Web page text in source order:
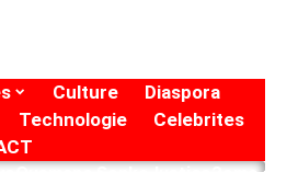
Culture
Diaspora
Technologie
Celebrites